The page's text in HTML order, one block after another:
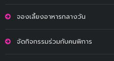
จองเลี้ยงอาหารกลางวัน
จัดกิจกรรมร่วมกับคนพิการ